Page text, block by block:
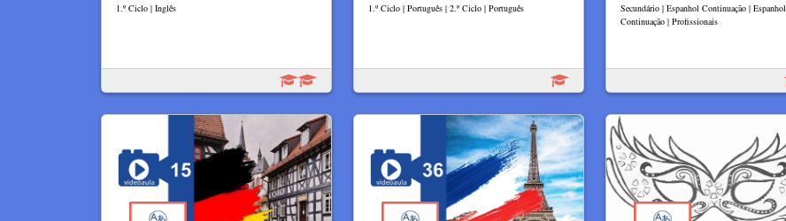
1.º Ciclo | Inglês 1.º Ciclo | Português | 2.º Ciclo | Português
Secundário | Espanhol Continuação | Espanhol
Continuação | Profissionais